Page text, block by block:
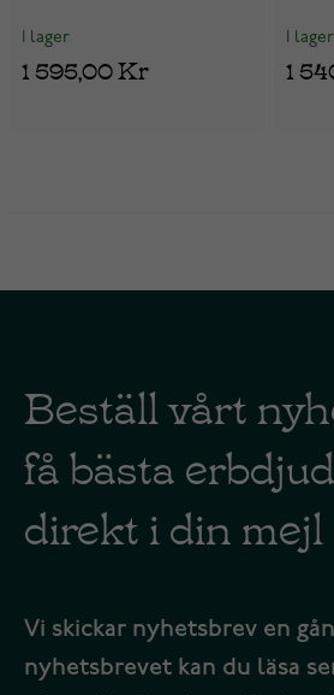
I lager
1 595,00 Kr
I lager
1
Beställ vårt
få bästa
direkt i din mejl
Vi skickar nyhetsbrev en
nyhetsbrevet kan du läsa